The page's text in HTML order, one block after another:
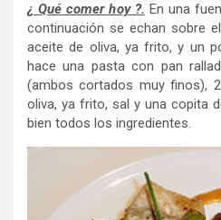
¿ Qué comer hoy ?. En una
continuación se echan sobre
aceite de oliva, ya frito, y un
hace una pasta con pan
(ambos cortados muy finos),
oliva, ya frito, sal y una copita
bien todos los ingredientes.